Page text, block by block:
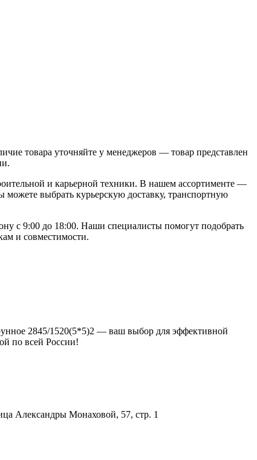
товара уточняйте у менеджеров — товар представлен
и карьерной техники. В нашем ассортименте —
выбрать курьерскую доставку, транспортную
с 9:00 до 18:00. Наши специалисты помогут подобрать
и совместимости.
2845/1520(5*5)2 — ваш выбор для эффективной
по всей России!
Александры Монаховой, 57, стр. 1